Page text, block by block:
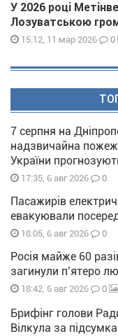
У 2026 році
Лозуватською
15:12, 11 мар 2026 0
7 серпня на
надзвичайна
України
17:35, 6 авг 2026 0
Пасажирів
евакуювали
18:05, 6 авг 2026 0
Росія майже 60
загинули п’ятеро
18:42, 6 авг 2026 0
Брифінг голови
Вілкула за